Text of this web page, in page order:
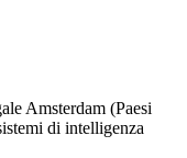
Amsterdam (Paesi
di intelligenza